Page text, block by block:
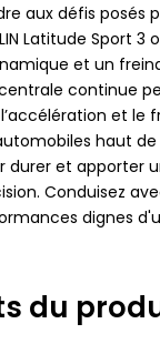
aux défis posés
Latitude Sport 3
et un
continue
et le
haut
durer et apporter
Conduisez
dignes
du